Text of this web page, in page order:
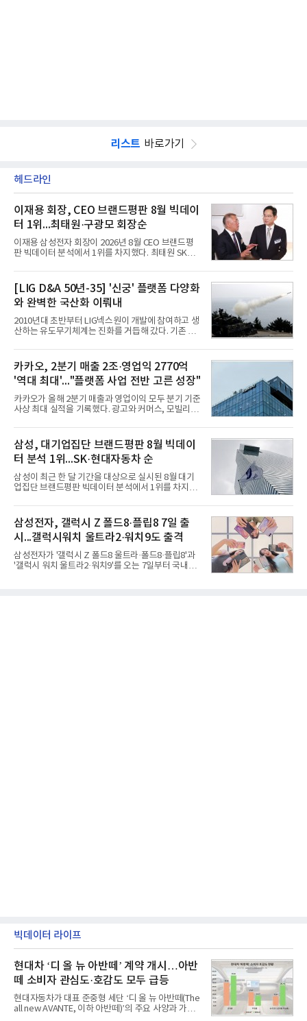
리스트 바로가기
헤드라인
이재용 회장, CEO 브랜드평판 8월 빅데이
터 1위...최태원·구광모 회장순
이재용 삼성전자 회장이 2026년 8월 CEO 브랜드평
판 빅데이터 분석에서 1위를 차지했다. 최태원 SK그
국기업평판연구소(소장 구창환)는 빅데이터뉴스와
함께 60명의 CEO 브랜드를 대상으로 2026년 7월 6
일부터 8월 6일까지 수집된 소비자 빅데이터
7,395,735건을 분석한 결과, 삼성 이재용 회장이 브
랜드평판지수 1,984,715를 기록하며 8월 1위에 올랐
다고 밝혔다. 분석에 활용된 빅데이터는 지난 7월
(14,233,797건) 대비 48.04% 감소한 수치다.8월
김승연, 이재현, 강호동, 김범수, 양종
[LIG D&A 50년-35] '신궁' 플랫폼 다양화
와 완벽한 국산화 이뤄내
2010년대 초반부터 LIG넥스원이 개발에 참여하고 생
산하는 유도무기체계는 진화를 거듭해 갔다. 기존 무
용도가 떨어지는 재래식 무기를 새롭게 활용하는 방
안이 강구됐다. 또 핵심 구성품 국산화를 통해 수출상
의 제약을 해소하고자 노력했다. 이러한 LIG넥스원의
신기술 개발 성과가 집약된 무기체계가 바로 휴대용
지대공 유도무기 ‘신궁’이다.신궁은 이미 2009년 수
출을 위한 개량형 멀티런처 개발을 완료함으로써 기
능 다양화와 계열화 가능성을 선보인 바 있었다. 이번
부터 진행됐
카카오, 2분기 매출 2조·영업익 2770억
'역대 최대'..."플랫폼 사업 전반 고른 성장"
카카오가 올해 2분기 매출과 영업이익 모두 분기 기준
사상 최대 실적을 기록했다. 광고와 커머스, 모빌리
인했다.카카오는 6일 연결 기준 올해 2분기 매출 2조
985억원, 영업이익 2770억원을 기록했다고 밝혔다.
전년 동기 대비 매출은 9%, 영업이익은 36% 늘어난
수치다. 전년 동기 실적과 증가율은 카카오게임즈와
카카오헬스케어 관련 손익을 중단영업손익으로 반영
한 기준으로 산출됐다. 지난해 2분기 매출은 1조9175
억원, 영업이익은 2039억원이었다.플랫폼 부문 매출
매출은 6432억원
삼성, 대기업집단 브랜드평판 8월 빅데이
터 분석 1위...SK·현대자동차 순
삼성이 최근 한 달 기간을 대상으로 실시된 8월 대기
업집단 브랜드평판 빅데이터 분석에서 1위를 차지했
판연구소(소장 구창환)는 66개 대기업집단 브랜드를
대상으로 지난 7월 6일부터 8월 6일까지 수집된 소비
자 빅데이터 110,494,413건을 분석한 결과, 삼성이
브랜드평판지수 15,185,511을 기록하며 8월 1위에
올랐다고 밝혔다. 분석에 활용된 빅데이터는 지난 7월
(198,188,813건) 대비 44.25% 감소한 수치다.연구소
에 따르면 8월 대기업집단 브랜드평판 30위 순위는
삼성전자, 갤럭시 Z 폴드8·플립8 7일 출
시...갤럭시워치 울트라2·워치9도 출격
삼성전자가 '갤럭시 Z 폴드8 울트라·폴드8·플립8'과
'갤럭시 워치 울트라2·워치9'를 오는 7일부터 국내에
빅데이터 라이프
현대차 ‘디 올 뉴 아반떼’ 계약 개시…아반
떼 소비자 관심도·호감도 모두 급등
현대자동차가 대표 준중형 세단 ‘디 올 뉴 아반떼(The
all new AVANTE, 이하 아반떼)’의 주요 사양과 가격